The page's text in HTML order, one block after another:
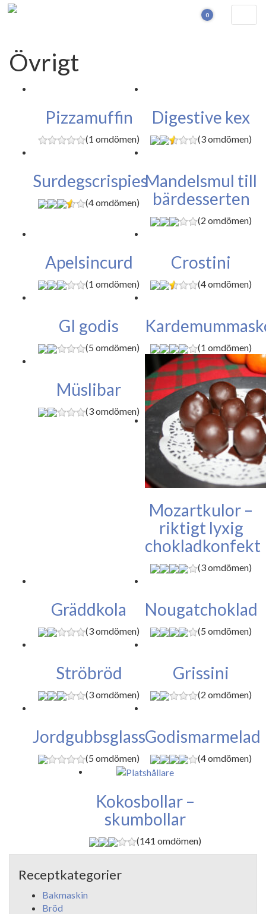
0
Övrigt
Pizzamuffin
(1 omdömen)
Digestive kex
(3 omdömen)
Surdegscrispies
(4 omdömen)
Mandelsmul till
bärdesserten
(2 omdömen)
Apelsincurd
(1 omdömen)
Crostini
(4 omdömen)
GI godis
(5 omdömen) (1 omdömen)
Müslibar
(3 omdömen)
Mozartkulor –
riktigt lyxig
chokladkonfekt
(3 omdömen)
Gräddkola
(3 omdömen)
Nougatchoklad
(5 omdömen)
Ströbröd
(3 omdömen)
Grissini
(2 omdömen)
Jordgubbsglass
(5 omdömen)
Godismarmelad
(4 omdömen)
Kokosbollar –
skumbollar
(141 omdömen)
Receptkategorier
Bakmaskin
Bröd